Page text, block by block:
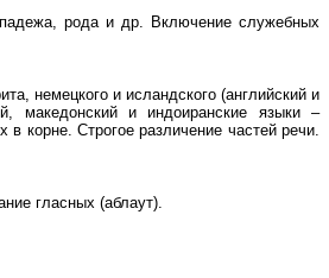
падежа, рода и др. Включение служебных
немецкого и исландского (английский и
македонский и индоиранские языки –
корне. Строгое различение частей речи.
гласных (аблаут).